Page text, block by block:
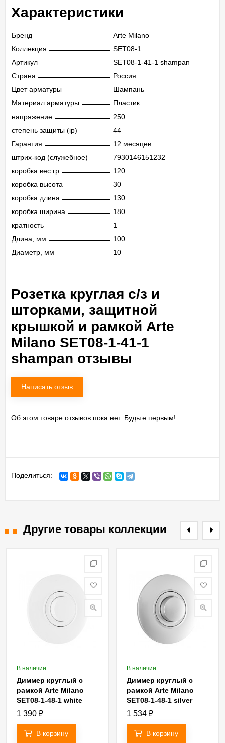
Характеристики
Бренд
Arte Milano
Коллекция
SET08-1
Артикул
SET08-1-41-1 shampan
Страна
Россия
Цвет арматуры
Шампань
Материал арматуры
Пластик
напряжение
250
степень защиты (ip)
44
Гарантия
12 месяцев
штрих-код (служебное)
7930146151232
коробка вес гр
120
коробка высота
30
коробка длина
130
коробка ширина
180
кратность
1
Длина, мм
100
Диаметр, мм
10
Розетка круглая с/з и
шторками, защитной
крышкой и рамкой Arte
Milano SET08-1-41-1
shampan отзывы
Написать отзыв
Об этом товаре отзывов пока нет. Будьте первым!
Поделиться:
Другие товары коллекции
В наличии
Диммер круглый с
рамкой Arte Milano
SET08-1-48-1 white
1 390 ₽
В корзину
В наличии
Диммер круглый с
рамкой Arte Milano
SET08-1-48-1 silver
1 534 ₽
В корзину